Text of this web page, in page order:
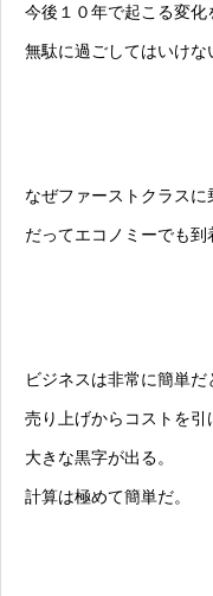
今後１０年で起こる変化
無駄に過ごしてはいけな
なぜファーストクラスに
だってエコノミーでも到
ビジネスは非常に簡単だ
売り上げからコストを引
大きな黒字が出る。
計算は極めて簡単だ。